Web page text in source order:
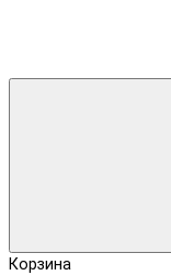
Корзина